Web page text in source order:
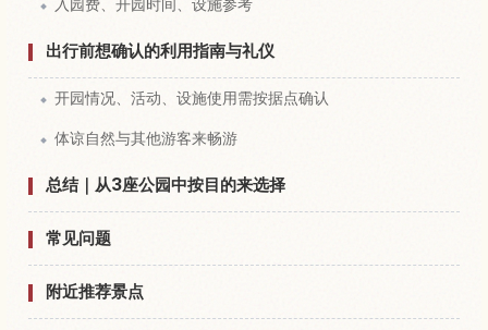
入园费、开园时间、设施参考
出行前想确认的利用指南与礼仪
开园情况、活动、设施使用需按据点确认
体谅自然与其他游客来畅游
总结｜从3座公园中按目的来选择
常见问题
附近推荐景点